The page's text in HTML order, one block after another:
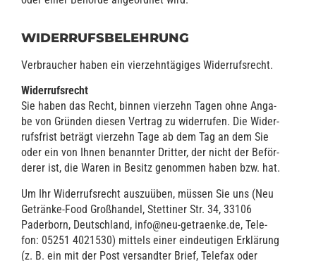
WIDERRUFSBELEHRUNG
Ver­brau­cher haben ein vier­zehn­tä­gi­ges Widerrufsrecht.
Wider­rufs­recht
Sie haben das Recht, bin­nen vier­zehn Tagen ohne Anga­
be von Grün­den die­sen Ver­trag zu wider­ru­fen. Die Wider­
rufs­frist beträgt vier­zehn Tage ab dem Tag an dem Sie
oder ein von Ihnen benann­ter Drit­ter, der nicht der Beför­
de­rer ist, die Waren in Besitz genom­men haben bzw. hat.
Um Ihr Wider­rufs­recht aus­zu­üben, müs­sen Sie uns (Neu
Geträn­ke-Food Groß­han­del, Stet­ti­ner Str. 34, 33106
Pader­born, Deutsch­land, info@neu-getraenke.de, Tele­
fon: 05251 4021530) mit­tels einer ein­deu­ti­gen Erklä­rung
(z. B. ein mit der Post ver­sand­ter Brief, Tele­fax oder